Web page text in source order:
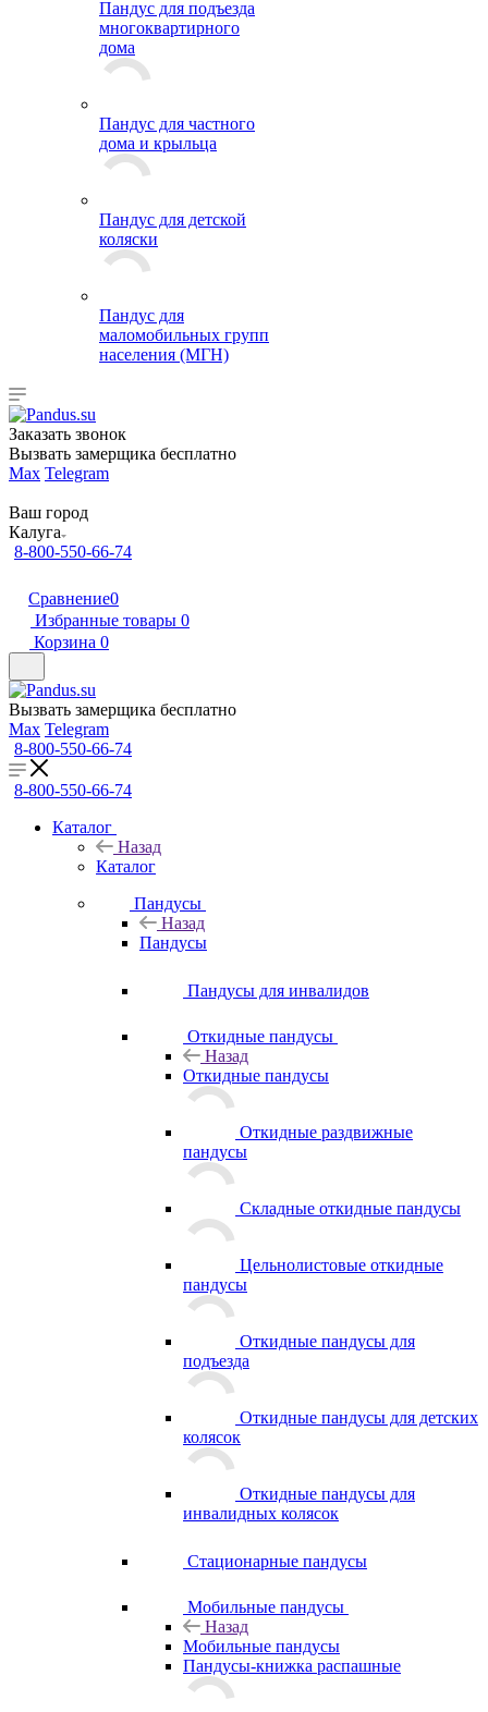
Пандус для подъезда
многоквартирного
дома
Пандус для частного
дома и крыльца
Пандус для детской
коляски
Пандус для
маломобильных групп
населения (МГН)
Заказать звонок
Вызвать замерщика бесплатно
Max Telegram
Ваш город
Калуга
8-800-550-66-74
Сравнение0
Избранные товары 0
Корзина 0
Вызвать замерщика бесплатно
Max Telegram
8-800-550-66-74
8-800-550-66-74
Каталог
Назад
Каталог
Пандусы
Назад
Пандусы
Пандусы для инвалидов
Откидные пандусы
Назад
Откидные пандусы
Откидные раздвижные
пандусы
Складные откидные пандусы
Цельнолистовые откидные
пандусы
Откидные пандусы для
подъезда
Откидные пандусы для детских
колясок
Откидные пандусы для
инвалидных колясок
Стационарные пандусы
Мобильные пандусы
Назад
Мобильные пандусы
Пандусы-книжка распашные